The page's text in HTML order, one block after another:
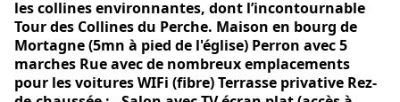
les collines environnantes, dont l’incontournable
Tour des Collines du Perche. Maison en bourg de
Mortagne (5mn à pied de l'église) Perron avec 5
marches Rue avec de nombreux emplacements
pour les voitures WIFi (fibre) Terrasse privative Rez-